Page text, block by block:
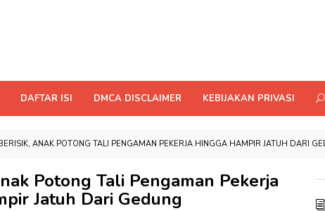
DAFTAR ISI DMCA DISCLAIMER KEBIJAKAN PRIVASI
ANAK POTONG TALI PENGAMAN PEKERJA HINGGA HAMPIR JATUH DARI
Potong Tali Pengaman Pekerja
Jatuh Dari Gedung